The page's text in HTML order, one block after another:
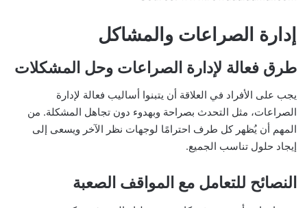
إدارة الصراعات والمشاكل
طرق فعالة لإدارة الصراعات وحل المشكلات
يجب على الأفراد في العلاقة أن يتبنوا أساليب فعالة لإدارة
الصراعات، مثل التحدث بصراحة وبهدوء دون تجاهل المشكلة. من
المهم أن يُظهر كل طرف احترامًا لوجهات نظر الآخر ويسعى إلى
إيجاد حلول تناسب الجميع.
النصائح للتعامل مع المواقف الصعبة